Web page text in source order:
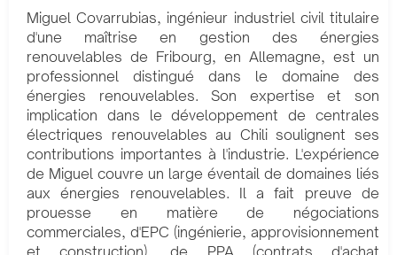
Miguel Covarrubias, ingénieur industriel civil titulaire
d'une maîtrise en gestion des énergies
renouvelables de Fribourg, en Allemagne, est un
professionnel distingué dans le domaine des
énergies renouvelables. Son expertise et son
implication dans le développement de centrales
électriques renouvelables au Chili soulignent ses
contributions importantes à l'industrie. L'expérience
de Miguel couvre un large éventail de domaines liés
aux énergies renouvelables. Il a fait preuve de
prouesse en matière de négociations
commerciales, d'EPC (ingénierie, approvisionnement
et construction), de PPA (contrats d'achat